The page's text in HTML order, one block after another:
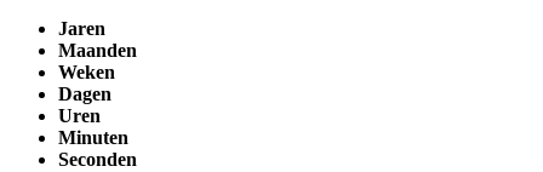
Jaren
Maanden
Weken
Dagen
Uren
Minuten
Seconden